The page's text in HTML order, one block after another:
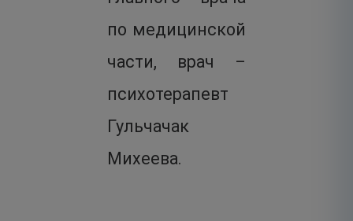
по медицинской
части, врач –
психотерапевт
Гульчачак
Михеева.